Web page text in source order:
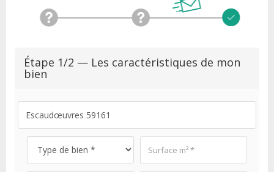
Étape 1/2 — Les caractéristiques de mon
bien